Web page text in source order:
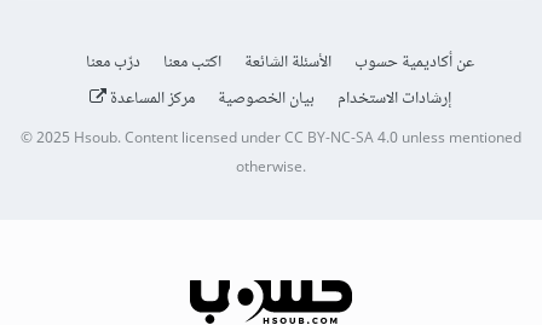
عن أكاديمية حسوب الأسئلة الشائعة اكتب معنا
درّب معنا
إرشادات الاستخدام
بيان الخصوصية مركز المساعدة
© 2025Hsoub.Content licensed underCC BY-NC-SA 4.0unless mentioned
otherwise.